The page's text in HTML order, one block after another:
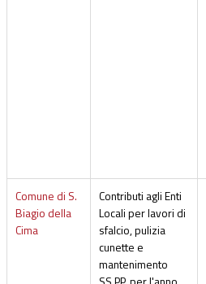
Comune di S.
Biagio della
Cima
Contributi agli Enti
Locali per lavori di
sfalcio, pulizia
cunette e
mantenimento